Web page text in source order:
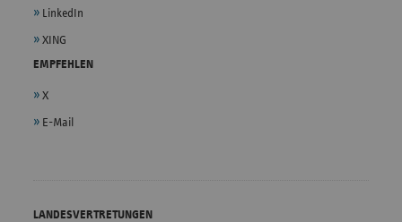
LinkedIn
XING
EMPFEHLEN
X
E-Mail
LANDESVERTRETUNGEN